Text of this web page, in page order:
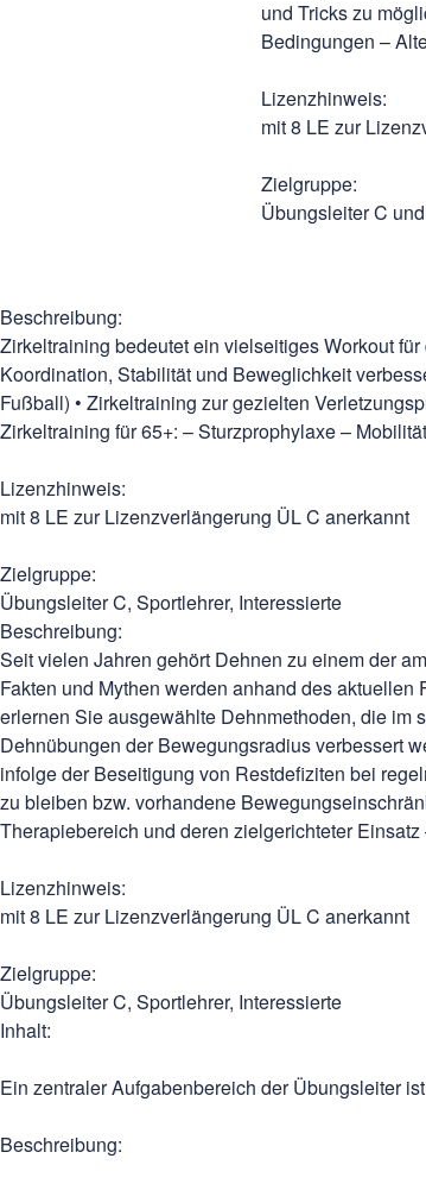
und Tricks zu
Bedingungen –
Lizenzhinweis:
mit 8 LE zur
Zielgruppe:
Übungsleiter C
Beschrei­bung:
Zirkeltraining bedeutet ein vielseitiges Workout
Koordination, Stabilität und Beweglichkeit
Fußball) • Zirkeltraining zur gezielten
Zirkeltraining für 65+: – Sturzprophylaxe –
Lizenzhinweis:
mit 8 LE zur Lizenzverlängerung ÜL C anerkannt
Zielgruppe:
Übungsleiter C, Sportlehrer, Interessierte
Beschrei­bung:
Seit vielen Jahren gehört Dehnen zu einem der
Fakten und Mythen werden anhand des
erlernen Sie ausgewählte Dehnmethoden, die im
Dehnübungen der Bewegungsradius verbessert
infolge der Beseitigung von Restdefiziten bei
zu bleiben bzw. vorhandene
Therapiebereich und deren zielgerichteter
Lizenzhinweis:
mit 8 LE zur Lizenzverlängerung ÜL C anerkannt
Zielgruppe:
Übungsleiter C, Sportlehrer, Interessierte
Inhalt:
Ein zentraler Aufgabenbereich der Übungsleiter
Beschrei­bung: